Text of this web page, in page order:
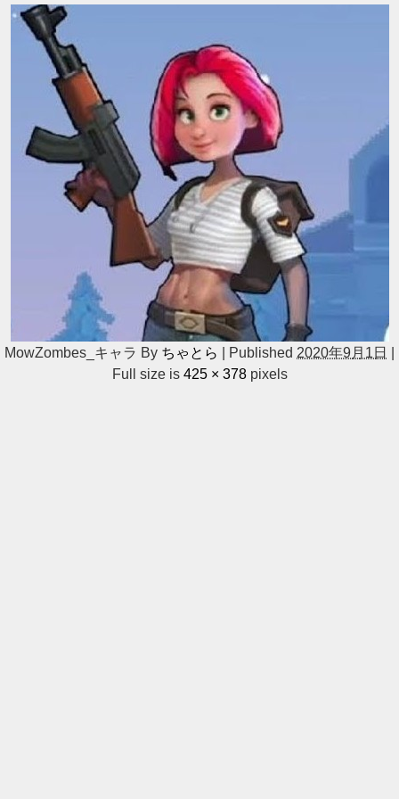
MowZombes_キャラ By ちゃとら Published 2020年9月1日
Full size is 425 × 378pixels